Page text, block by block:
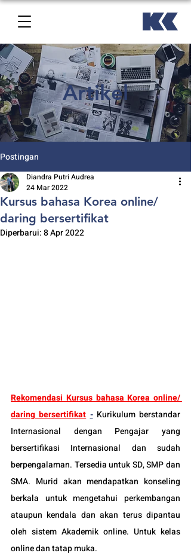
Artikel
Postingan
Kursus bahasa Korea online/
daring bersertifikat
Diandra Putri Audrea
24 Mar 2022
Diperbarui:8 Apr 2022
Rekomendasi Kursus bahasa Korea online/
daring bersertifikat - Kurikulum berstandar
Internasional dengan Pengajar yang
bersertifikasi Internasional dan sudah
berpengalaman. Tersedia untuk SD, SMP dan
SMA. Murid akan mendapatkan konseling
berkala untuk mengetahui perkembangan
ataupun kendala dan akan terus dipantau
oleh sistem Akademik online. Untuk kelas
online dan tatap muka.